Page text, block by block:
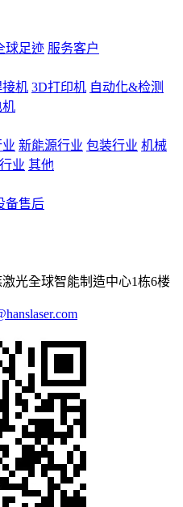
球足迹 服务客户
机 3D打印机 自动化&检测
机
新能源行业 包装行业 机械
业 其他
备售后
光全球智能制造中心1栋6楼